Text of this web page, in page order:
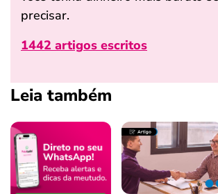
precisar.
1442 artigos escritos
Leia também